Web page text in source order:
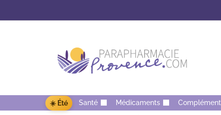
☀️ Été Santé Médicaments